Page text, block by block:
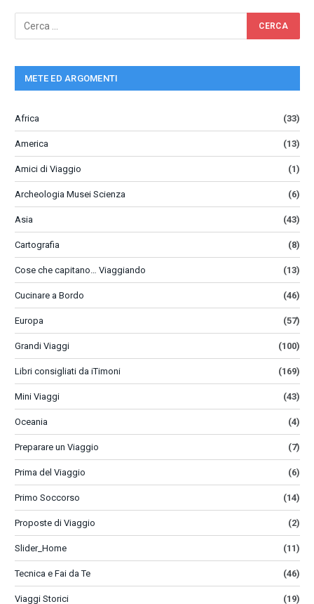
METE ED ARGOMENTI
Africa (33)
America (13)
Amici di Viaggio (1)
Archeologia Musei Scienza (6)
Asia (43)
Cartografia (8)
Cose che capitano… Viaggiando (13)
Cucinare a Bordo (46)
Europa (57)
Grandi Viaggi (100)
Libri consigliati da iTimoni (169)
Mini Viaggi (43)
Oceania (4)
Preparare un Viaggio (7)
Prima del Viaggio (6)
Primo Soccorso (14)
Proposte di Viaggio (2)
Slider_Home (11)
Tecnica e Fai da Te (46)
Viaggi Storici (19)